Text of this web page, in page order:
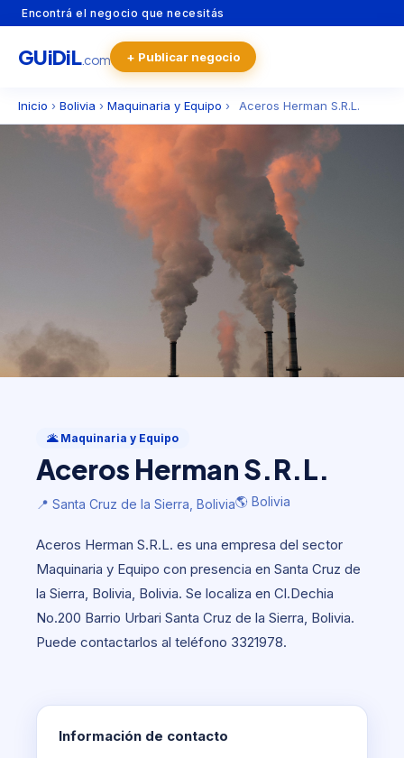
Encontrá el negocio que necesitás
GUiDiL.com + Publicar negocio
Inicio › Bolivia › Maquinaria y Equipo › Aceros Herman S.R.L.
Aceros Herman S.R.L.
📍 Santa Cruz de la Sierra, Bolivia🌎 Bolivia
🌋 Maquinaria y Equipo
Aceros Herman S.R.L.
📍 Santa Cruz de la Sierra, Bolivia🌎 Bolivia
Aceros Herman S.R.L. es una empresa del sector
Maquinaria y Equipo con presencia en Santa Cruz de
la Sierra, Bolivia, Bolivia. Se localiza en Cl.Dechia
No.200 Barrio Urbari Santa Cruz de la Sierra, Bolivia.
Puede contactarlos al teléfono 3321978.
Información de contacto